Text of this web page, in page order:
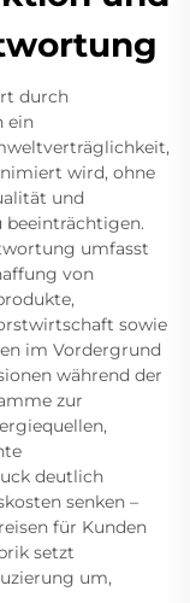
durch
ein
wird, ohne
und
umfasst
von
sowie
im Vordergrund
während der
zur
deutlich
senken –
für Kunden
setzt
um,